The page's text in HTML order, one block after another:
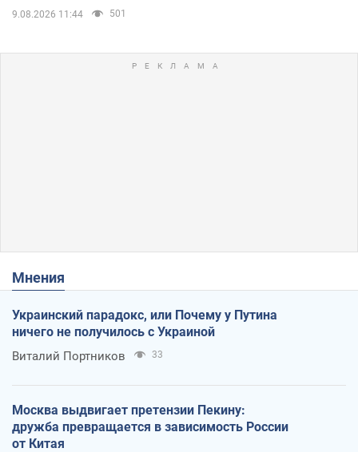
9.08.2026 11:44 501
Мнения
Украинский парадокс, или Почему у Путина
ничего не получилось с Украиной
Виталий Портников 33
Москва выдвигает претензии Пекину:
дружба превращается в зависимость России
от Китая